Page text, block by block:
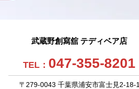
武蔵野創寫舘 テディベア店
TEL： 047-355-8201
〒279-0043 千葉県浦安市富士見2-18-1